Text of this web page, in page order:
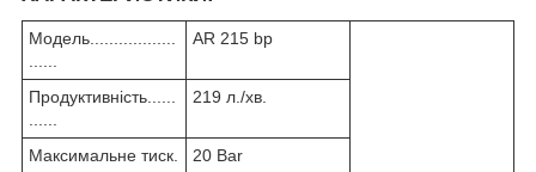
Модель..................
AR 215 bp
Продуктивність......
219 л./хв.
Максимальне тиск.
20 Bar